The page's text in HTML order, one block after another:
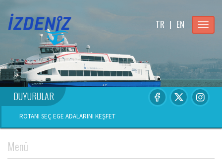
Menu
EN
|
TR
DUYURULAR
ROTANI SEÇ EGE ADALARINI KEŞFET
Menü